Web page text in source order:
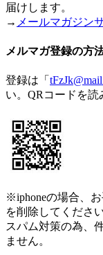
届けします。
→ メールマガジン
メルマガ登録の方
登録は「
い。QRコードを読
※iphoneの場合、お
を削除してください
スパム対策の為、
ません。